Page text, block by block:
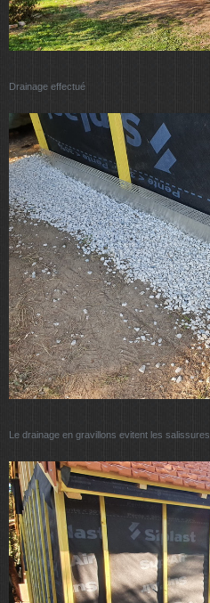
Drainage effectué
Le drainage en gravillons evitent les